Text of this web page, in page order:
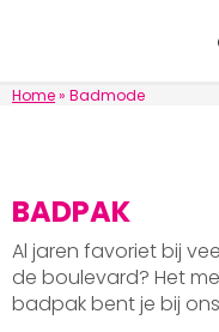
Home» Badmode
BADPAK
Al jaren favoriet bij
de boulevard? Het
badpak bent je bij